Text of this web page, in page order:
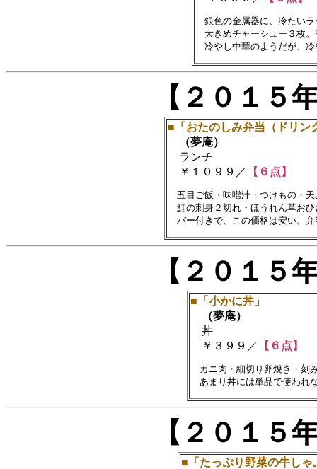
銀色の金属器に、冷たい
大きめチャーシュー３枚。
【２０１
■「おたのしみ弁当（ドリン
（夢庵）
ランチ
￥１０９９／ 【６点】
五目ご飯・味噌汁・つけもの・
鮭の刺身２切れ・ほうれん草お
【２０１
■「小かに丼」
（夢庵）
丼
￥３９９／
【６点】
カニ肉・細切り卵焼き・刻
【２０１
■「たっぷり野菜の牛しゃ